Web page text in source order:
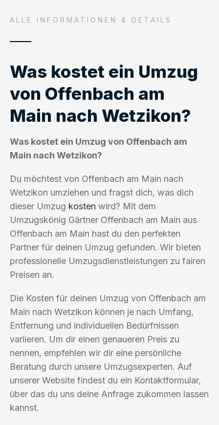
ALLE INFORMATIONEN & DETAILS
Was kostet ein Umzug
von Offenbach am
Main nach Wetzikon?
Was kostet ein Umzug von Offenbach am
Main nach Wetzikon?
Du möchtest von Offenbach am Main nach
Wetzikon umziehen und fragst dich, was dich
dieser Umzug kosten wird? Mit dem
Umzugskönig Gärtner Offenbach am Main aus
Offenbach am Main hast du den perfekten
Partner für deinen Umzug gefunden. Wir bieten
professionelle Umzugsdienstleistungen zu fairen
Preisen an.
Die Kosten für deinen Umzug von Offenbach am
Main nach Wetzikon können je nach Umfang,
Entfernung und individuellen Bedürfnissen
variieren. Um dir einen genaueren Preis zu
nennen, empfehlen wir dir eine persönliche
Beratung durch unsere Umzugsexperten. Auf
unserer Website findest du ein Kontaktformular,
über das du uns deine Anfrage zukommen lassen
kannst.